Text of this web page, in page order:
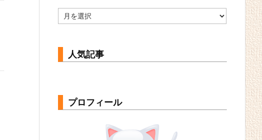
ー
人気記事
プロフィール